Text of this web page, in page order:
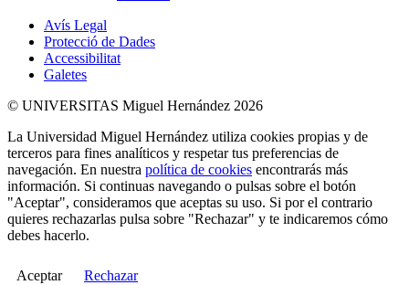
Avís Legal
Protecció de Dades
Accessibilitat
Galetes
© UNIVERSITAS Miguel Hernández 2026
La Universidad Miguel Hernández utiliza cookies propias y de
terceros para fines analíticos y respetar tus preferencias de
navegación. En nuestra política de cookies encontrarás más
información. Si continuas navegando o pulsas sobre el botón
"Aceptar", consideramos que aceptas su uso. Si por el contrario
quieres rechazarlas pulsa sobre "Rechazar" y te indicaremos cómo
debes hacerlo.
Aceptar Rechazar